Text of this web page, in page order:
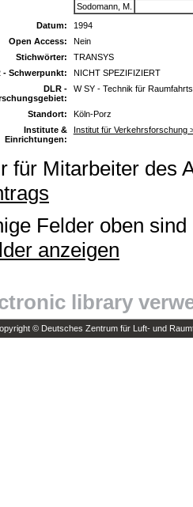
Sodomann, M.
Datum:
1994
Open Access:
Nein
Stichwörter:
TRANSYS
- Schwerpunkt:
NICHT SPEZIFIZIERT
DLR -
W SY - Technik für
Standort:
Köln-Porz
Institute &
Einrichtungen:
Institut für Verkehrsforschung
für Mitarbeiter des
Felder oben
anzeigen
library
© Deutsches Zentrum für Luft- und